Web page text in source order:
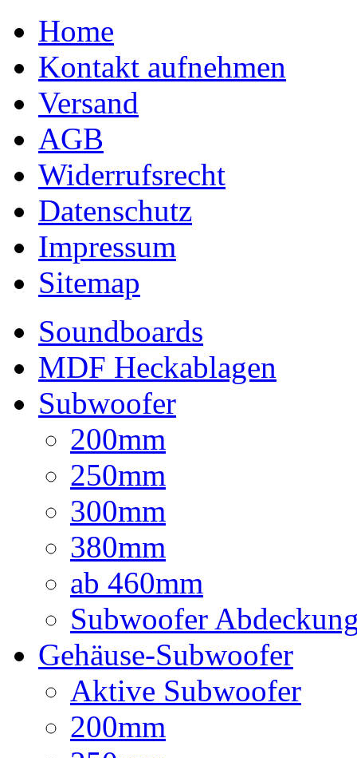
Home
Kontakt aufnehmen
Versand
AGB
Widerrufsrecht
Datenschutz
Impressum
Sitemap
Soundboards
MDF Heckablagen
Subwoofer
200mm
250mm
300mm
380mm
ab 460mm
Subwoofer
Gehäuse-Subwoofer
Aktive Subwoofer
200mm